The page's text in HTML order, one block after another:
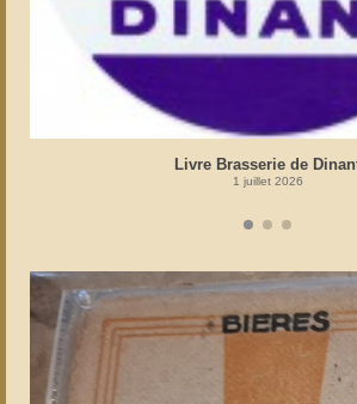
Livre Brasserie de
1 juillet 2026